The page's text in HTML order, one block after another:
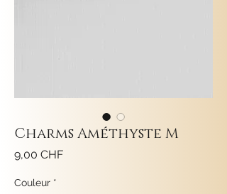
Charms Améthyste M
9,00 CHFPrix
Couleur *